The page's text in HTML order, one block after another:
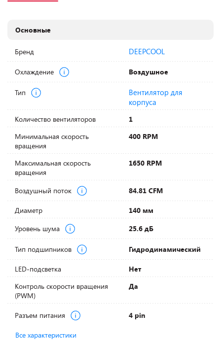
Основные
Бренд DEEPCOOL
Охлаждение Воздушное
Тип
Вентилятор для
корпуса
Количество вентиляторов
1
Минимальная скорость
вращения
400 RPM
Максимальная скорость
вращения
1650 RPM
Воздушный поток 84.81 CFM
Диаметр
140 мм
Уровень шума
25.6 дБ
Тип подшипников Гидродинамический
LED-подсветка
Нет
Контроль скорости вращения
(PWM)
Да
Разъем питания 4 pin
Все характеристики